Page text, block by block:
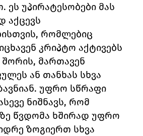
ეს უპირატესობები მას
აქცევს
რომლებიც
კრიპტო აქტივებს
მართავენ
ან თანხას სხვა
უფრო სწრაფი
ნიშნავს, რომ
წვდომა ხშირად უფრო
ზოგიერთ სხვა